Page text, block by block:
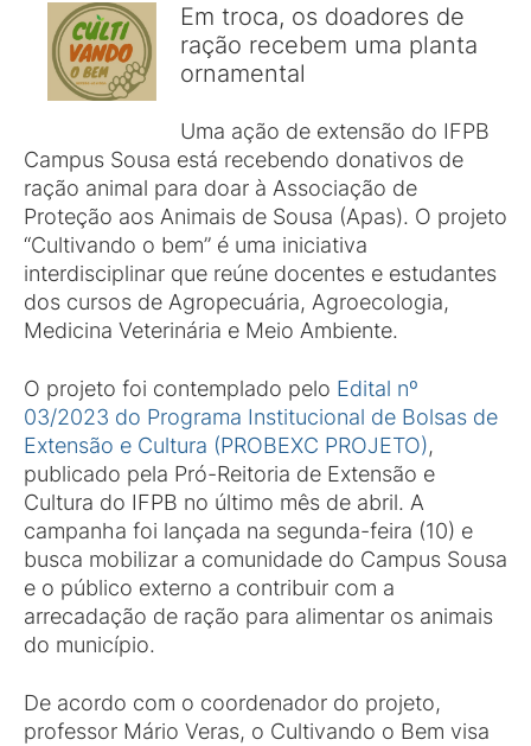
Em troca, os doadores de
ração recebem uma planta
ornamental
Uma ação de extensão do IFPB
Campus Sousa está recebendo donativos de
ração animal para doar à Associação de
Proteção aos Animais de Sousa (Apas). O projeto
“Cultivando o bem” é uma iniciativa
interdisciplinar que reúne docentes e estudantes
dos cursos de Agropecuária, Agroecologia,
Medicina Veterinária e Meio Ambiente.
O projeto foi contemplado pelo Edital nº
03/2023 do Programa Institucional de Bolsas de
Extensão e Cultura (PROBEXC PROJETO),
publicado pela Pró-Reitoria de Extensão e
Cultura do IFPB no último mês de abril. A
campanha foi lançada na segunda-feira (10) e
busca mobilizar a comunidade do Campus Sousa
e o público externo a contribuir com a
arrecadação de ração para alimentar os animais
do município.
De acordo com o coordenador do projeto,
professor Mário Veras, o Cultivando o Bem visa